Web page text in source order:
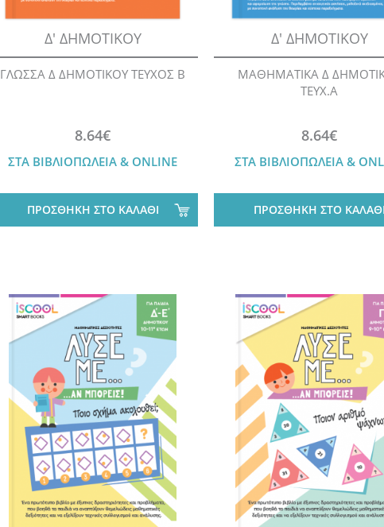
Δ' ΔΗΜΟΤΙΚΟΥ
ΓΛΩΣΣΑ Δ ΔΗΜΟΤΙΚΟΥ ΤΕΥΧΟΣ Β
8.64€
ΣΤΑ ΒΙΒΛΙΟΠΩΛΕΙΑ & ONLINE
ΠΡΟΣΘΗΚΗ ΣΤΟ ΚΑΛΑΘΙ
Δ' ΔΗΜΟΤΙΚΟΥ
ΜΑΘΗΜΑΤΙΚΑ Δ
ΤΕΥΧ.Α
8.64€
ΣΤΑ ΒΙΒΛΙΟΠΩΛΕΙΑ &
ΠΡΟΣΘΗΚΗ ΣΤΟ